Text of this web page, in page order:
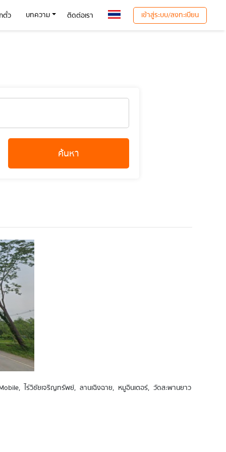
ตั๋ว บทความ ติดต่อเรา เข้าสู่ระบบ/ลงทะเบียน
ค้นหา
ไร่วิชัยเจริญทรัพย์, ลานเฉิงฉาย, หมูอินเตอร์, วัดสะพานยาว